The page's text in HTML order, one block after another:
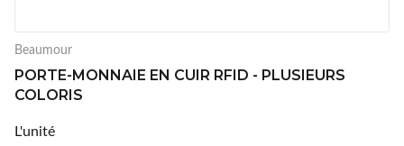
Beaumour
PORTE-MONNAIE EN CUIR RFID - PLUSIEURS
COLORIS
L'unité